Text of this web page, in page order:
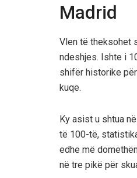
Madrid
Vlen të theksohet
ndeshjes. Ishte i
shifër historike
kuqe.
Ky asist u shtua
të 100-të,
edhe më
në tre pikë për